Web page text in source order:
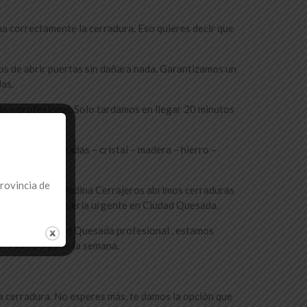
correctamente la cerradura. Eso quieres decir que
de abrir puertas sin dañara nada. Garantizamos un
y profesional. Solo tardamos en llegar 20 minutos
– Acorazadas – cristal – madera – hierro –
en Medina Cerrajeros abrimos cerraduras
de Cerrajería urgente en Ciudad Quesada.
en Ciudad Quesada profesional , estamos
siete días de la semana.
No esperes más, te damos la opción que
de